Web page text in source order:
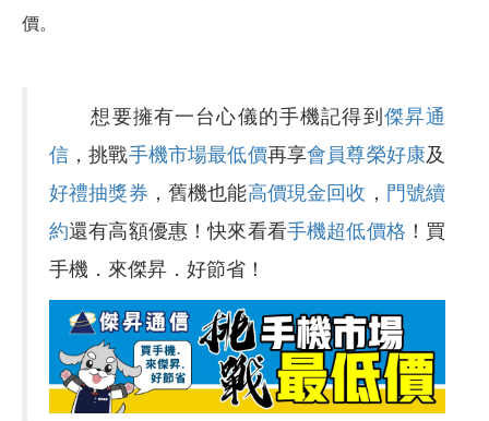
價。
想要擁有一台心儀的手機記得到傑昇通
信 ，挑戰手機市場最低價再享會員尊榮好康及
好禮抽獎券 ，舊機也能高價現金回收 ， 門號續
約還有高額優惠！快來看看手機超低價格 ！買
手機．來傑昇．好節省！